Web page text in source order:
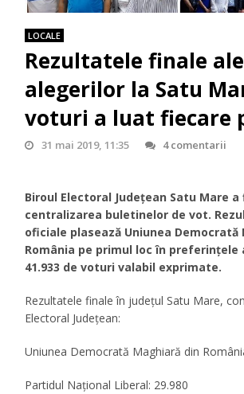
LOCALE
Rezultatele finale ale
alegerilor la Satu
voturi a luat fiecare
31 mai 2019, 11:35 4 comentarii
Biroul Electoral Județean Satu Mare
centralizarea buletinelor de vot.
oficiale plasează Uniunea Democrată
România pe primul loc în preferințele
41.933 de voturi valabil exprimate.
Rezultatele finale în județul Satu Mare,
Electoral Județean:
Uniunea Democrată Maghiară din
Partidul Național Liberal: 29.980